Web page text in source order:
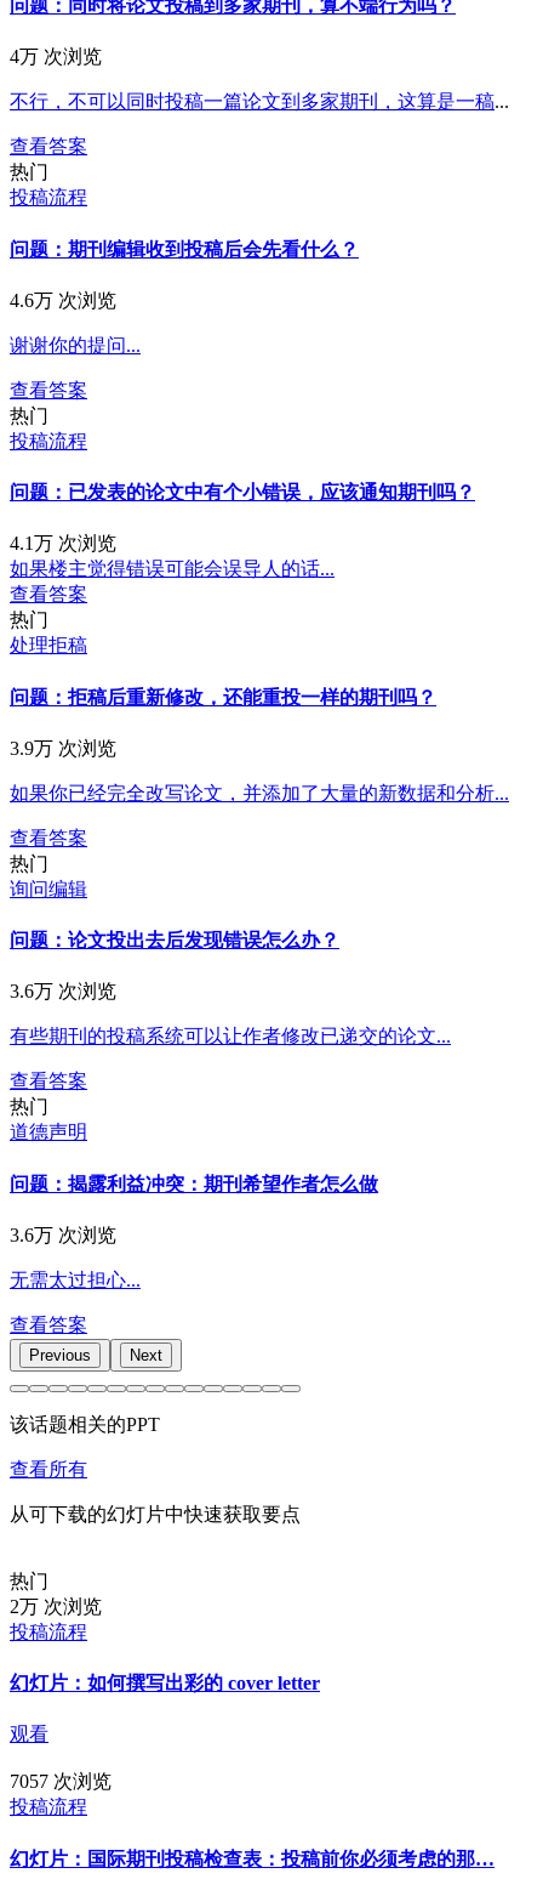
问题：同时将论文投稿到多家期刊，算不端行为吗？
4万 次浏览
不行，不可以同时投稿一篇论文到多家期刊，这算是一稿...
查看答案
热门
投稿流程
问题：期刊编辑收到投稿后会先看什么？
4.6万 次浏览
谢谢你的提问...
查看答案
热门
投稿流程
问题：已发表的论文中有个小错误，应该通知期刊吗？
4.1万 次浏览
如果楼主觉得错误可能会误导人的话...
查看答案
热门
处理拒稿
问题：拒稿后重新修改，还能重投一样的期刊吗？
3.9万 次浏览
如果你已经完全改写论文，并添加了大量的新数据和分析...
查看答案
热门
询问编辑
问题：论文投出去后发现错误怎么办？
3.6万 次浏览
有些期刊的投稿系统可以让作者修改已递交的论文...
查看答案
热门
道德声明
问题：揭露利益冲突：期刊希望作者怎么做
3.6万 次浏览
无需太过担心...
查看答案
Previous Next
该话题相关的PPT
查看所有
从可下载的幻灯片中快速获取要点
热门
2万 次浏览
投稿流程
幻灯片：如何撰写出彩的 cover letter
观看
7057 次浏览
投稿流程
幻灯片：国际期刊投稿检查表：投稿前你必须考虑的那…